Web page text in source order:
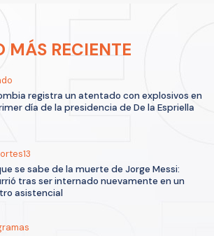
MÁS RECIENTE
registra un atentado con explosivos en
día de la presidencia de De la Espriella
se sabe de la muerte de Jorge Messi:
tras ser internado nuevamente en un
asistencial